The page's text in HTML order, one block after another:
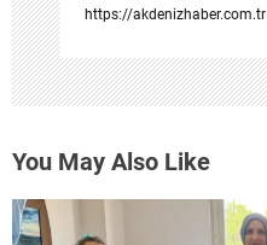
https://akdenizhaber.com.tr
You May Also Like